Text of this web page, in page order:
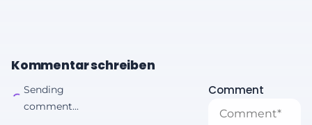
Kommentar schreiben
Sending
comment...
Comment